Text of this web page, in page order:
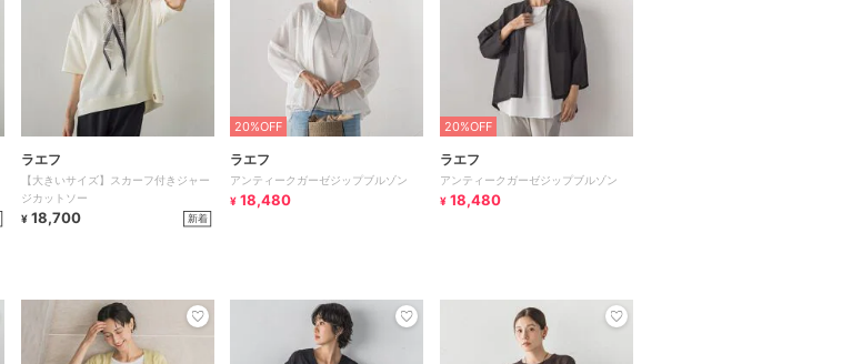
ラエフ
【大きいサイズ】スカーフ付きジャー
ジカットソー
¥ 18,700 新着
20%OFF
ラエフ
アンティークガーゼジップブルゾン
¥ 18,480
20%OFF
ラエフ
アンティークガーゼジップブルゾン
¥ 18,480